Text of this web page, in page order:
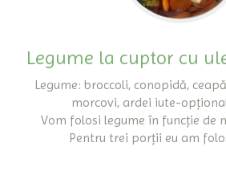
Legume la cuptor cu
Legume: broccoli, conopidă,
morcovi, ardei iute-
Vom folosi legume în funcție de
Pentru trei porții eu am